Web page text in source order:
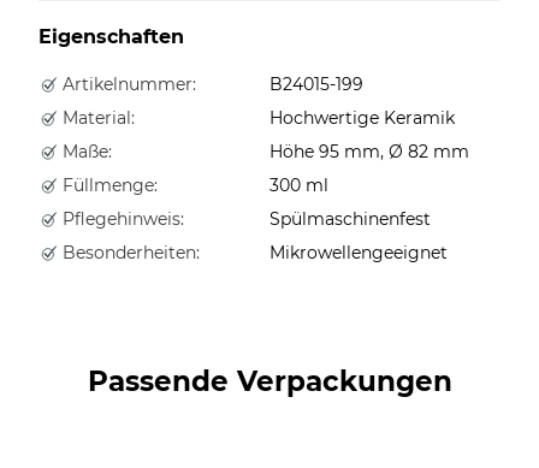
Eigenschaften
Artikelnummer:
B24015-199
Material:
Hochwertige Keramik
Maße:
Höhe 95 mm, Ø 82 mm
Füllmenge:
300 ml
Pflegehinweis:
Spülmaschinenfest
Besonderheiten:
Mikrowellengeeignet
Passende Verpackungen